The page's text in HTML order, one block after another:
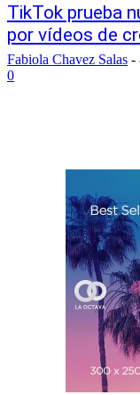
TikTok prueba
por vídeos de
Fabiola Chavez Salas -
0